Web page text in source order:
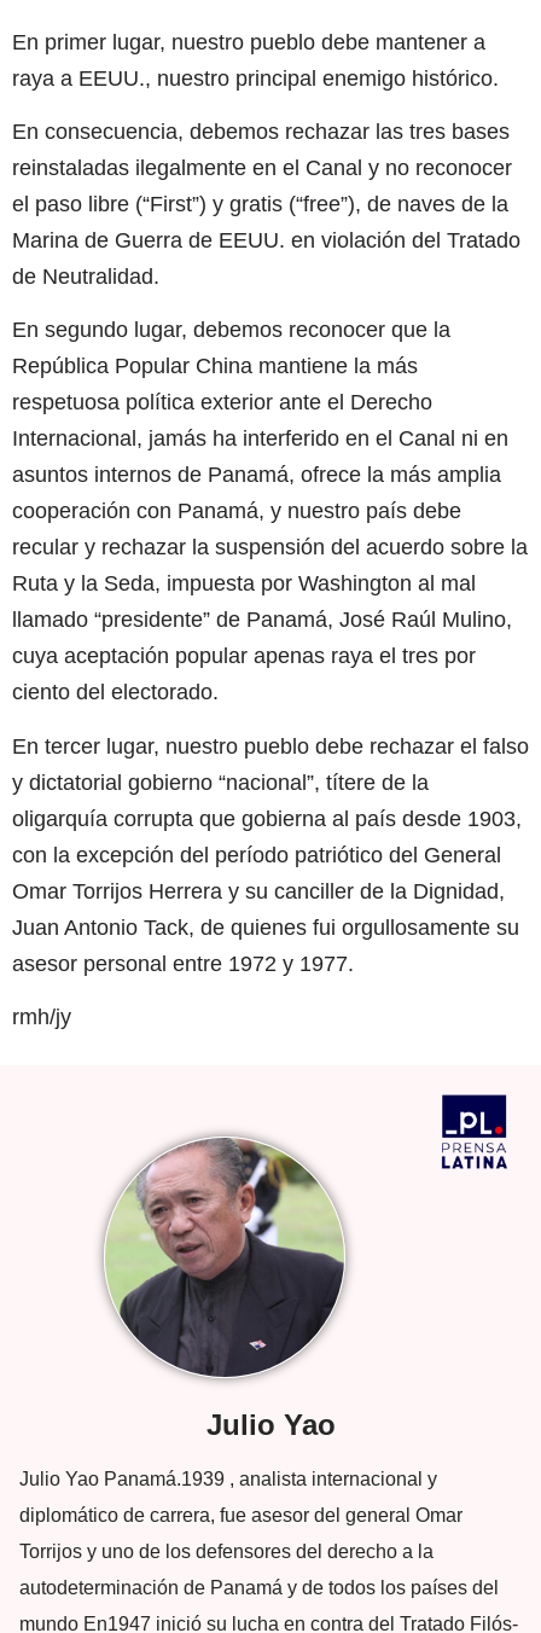
En primer lugar, nuestro pueblo debe mantener a
raya a EEUU., nuestro principal enemigo histórico.
En consecuencia, debemos rechazar las tres bases
reinstaladas ilegalmente en el Canal y no reconocer
el paso libre (“First”) y gratis (“free”), de naves de la
Marina de Guerra de EEUU. en violación del Tratado
de Neutralidad.
En segundo lugar, debemos reconocer que la
República Popular China mantiene la más
respetuosa política exterior ante el Derecho
Internacional, jamás ha interferido en el Canal ni en
asuntos internos de Panamá, ofrece la más amplia
cooperación con Panamá, y nuestro país debe
recular y rechazar la suspensión del acuerdo sobre la
Ruta y la Seda, impuesta por Washington al mal
llamado “presidente” de Panamá, José Raúl Mulino,
cuya aceptación popular apenas raya el tres por
ciento del electorado.
En tercer lugar, nuestro pueblo debe rechazar el falso
y dictatorial gobierno “nacional”, títere de la
oligarquía corrupta que gobierna al país desde 1903,
con la excepción del período patriótico del General
Omar Torrijos Herrera y su canciller de la Dignidad,
Juan Antonio Tack, de quienes fui orgullosamente su
asesor personal entre 1972 y 1977.
rmh/jy
Julio Yao
Julio Yao Panamá.1939 , analista internacional y
diplomático de carrera, fue asesor del general Omar
Torrijos y uno de los defensores del derecho a la
autodeterminación de Panamá y de todos los países del
mundo En1947 inició su lucha en contra del Tratado Filós-